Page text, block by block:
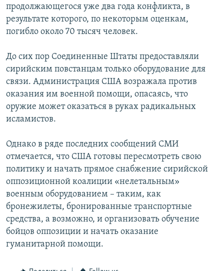
продолжающегося уже два года конфликта, в
результате которого, по некоторым оценкам,
погибло около 70 тысяч человек.
До сих пор Соединенные Штаты предоставляли
сирийским повстанцам только оборудование для
связи. Администрация США возражала против
оказания им военной помощи, опасаясь, что
оружие может оказаться в руках радикальных
исламистов.
Однако в ряде последних сообщений СМИ
отмечается, что США готовы пересмотреть свою
политику и начать прямое снабжение сирийской
оппозиционной коалиции «нелетальным»
военным оборудованием – таким, как
бронежилеты, бронированные транспортные
средства, а возможно, и организовать обучение
бойцов оппозиции и начать оказание
гуманитарной помощи.